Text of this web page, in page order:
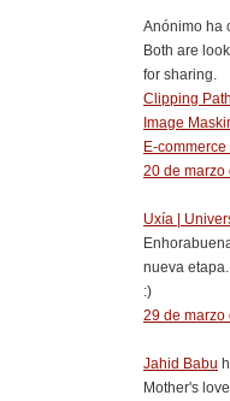
Anónimo ha
Both are
for sharing.
Clipping
Image
E-
20 de marzo
Uxía |
nueva
:)
29 de marzo
Jahid Babu
Mother's